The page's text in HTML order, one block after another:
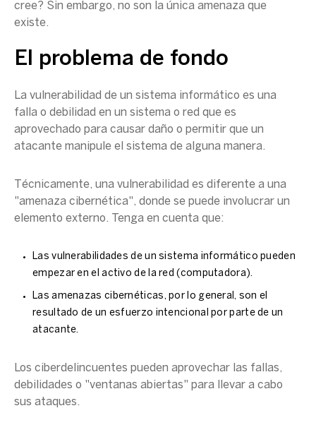
cree? Sin embargo, no son la única amenaza que
existe.
El problema de fondo
La vulnerabilidad de un sistema informático es una
falla o debilidad en un sistema o red que es
aprovechado para causar daño o permitir que un
atacante manipule el sistema de alguna manera.
Técnicamente, una vulnerabilidad es diferente a una
"amenaza cibernética", donde se puede involucrar un
elemento externo. Tenga en cuenta que:
Las vulnerabilidades de un sistema informático pueden
empezar en el activo de la red (computadora).
Las amenazas cibernéticas, por lo general, son el
resultado de un esfuerzo intencional por parte de un
atacante.
Los ciberdelincuentes pueden aprovechar las fallas,
debilidades o "ventanas abiertas" para llevar a cabo
sus ataques.